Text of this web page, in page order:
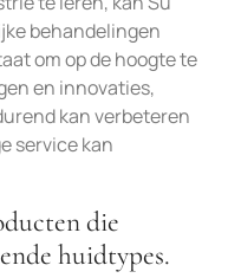
behandelingen
om op de hoogte te
en innovaties,
kan verbeteren
service kan
die
huidtypes.